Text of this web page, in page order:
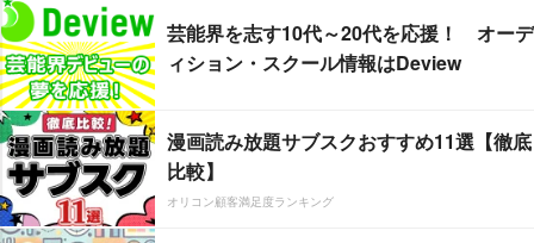
芸能界を志す10代～20代を応援！ オーデ
ィション・スクール情報はDeview
漫画読み放題サブスクおすすめ11選【徹底
比較】
オリコン顧客満足度ランキング